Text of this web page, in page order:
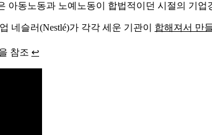
동노동과 노예노동이 합법적이던 시절의 기업
네슬러(Nestlé)가 각각 세운 기관이 합해져서 만
참조 ↩